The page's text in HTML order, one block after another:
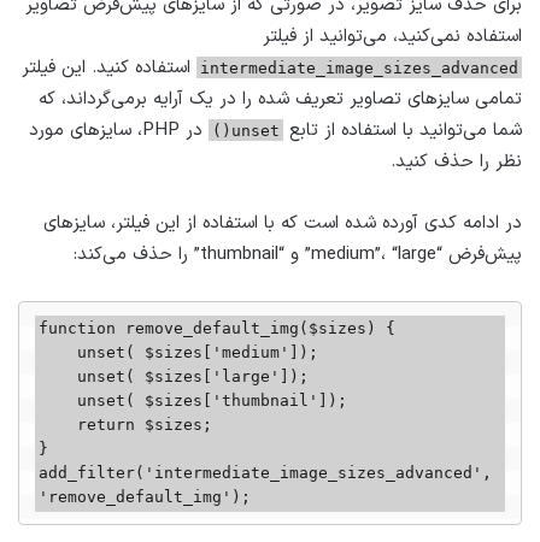
برای حذف سایز تصویر، در صورتی که از سایزهای پیش‌فرض تصاویر
استفاده نمی‌کنید، می‌توانید از فیلتر
intermediate_image_sizes_advanced
استفاده کنید. این فیلتر
تمامی سایزهای تصاویر تعریف شده را در یک آرایه برمی‌گرداند، که
شما می‌توانید با استفاده از تابع unset()
در PHP، سایزهای مورد
نظر را حذف کنید.
در ادامه کدی آورده شده است که با استفاده از این فیلتر، سایزهای
پیش‌فرض “medium”، “large” و “thumbnail” را حذف می‌کند:
function remove_default_img($sizes) {
}
add_filter('intermediate_image_sizes_advanced',
'remove_default_img');